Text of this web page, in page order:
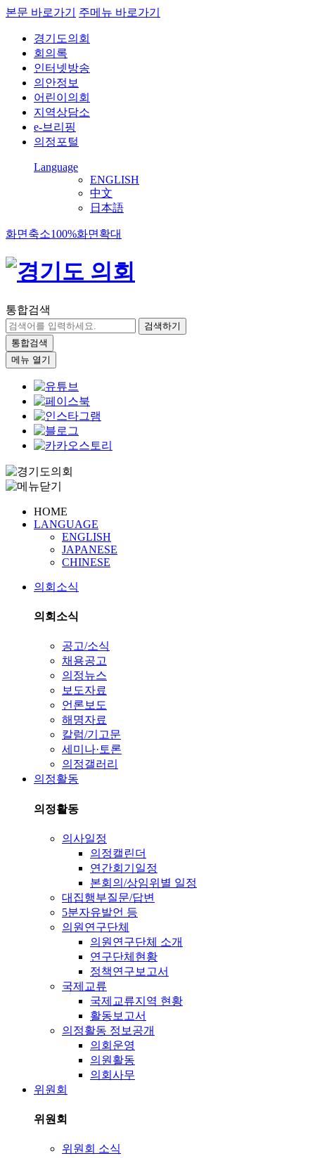
본문 바로가기 주메뉴 바로가기
경기도의회
회의록
인터넷방송
의안정보
어린이의회
지역상담소
e-브리핑
의정포털
Language
ENGLISH
中文
日本語
화면축소100%화면확대
통합검색
검색하기
통합검색
메뉴 열기
HOME
LANGUAGE
ENGLISH
JAPANESE
CHINESE
의회소식
의회소식
공고/소식
채용공고
의정뉴스
보도자료
언론보도
해명자료
칼럼/기고문
세미나·토론
의정갤러리
의정활동
의정활동
의사일정
의정캘린더
연간회기일정
본회의/상임위별 일정
대집행부질문/답변
5분자유발언 등
의원연구단체
의원연구단체 소개
연구단체현황
정책연구보고서
국제교류
국제교류지역 현황
활동보고서
의정활동 정보공개
의회운영
의원활동
의회사무
위원회
위원회
위원회 소식